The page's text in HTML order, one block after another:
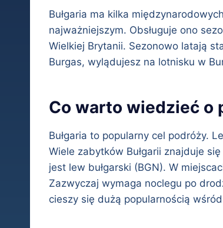
Bułgaria ma kilka
najważniejszym. Obsługuje ono
Wielkiej Brytanii. Sezonowo latają
Burgas, wylądujesz na lotnisku w
Co warto wiedzieć o
Bułgaria to popularny cel podróży.
Wiele zabytków Bułgarii znajduje
jest lew bułgarski (BGN). W
Zazwyczaj wymaga noclegu po
cieszy się dużą popularnością